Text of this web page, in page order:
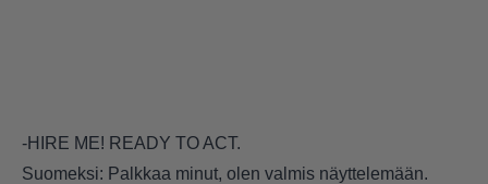
-HIRE ME! READY TO ACT.
Suomeksi: Palkkaa minut, olen valmis näyttelemään.